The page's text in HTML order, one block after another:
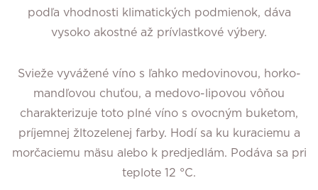
podľa vhodnosti klimatických podmienok, dáva
vysoko akostné až prívlastkové výbery.
Svieže vyvážené víno s ľahko medovinovou, horko-
mandľovou chuťou, a medovo-lipovou vôňou
charakterizuje toto plné víno s ovocným buketom,
príjemnej žltozelenej farby. Hodí sa ku kuraciemu a
morčaciemu mäsu alebo k predjedlám. Podáva sa pri
teplote 12 °C.